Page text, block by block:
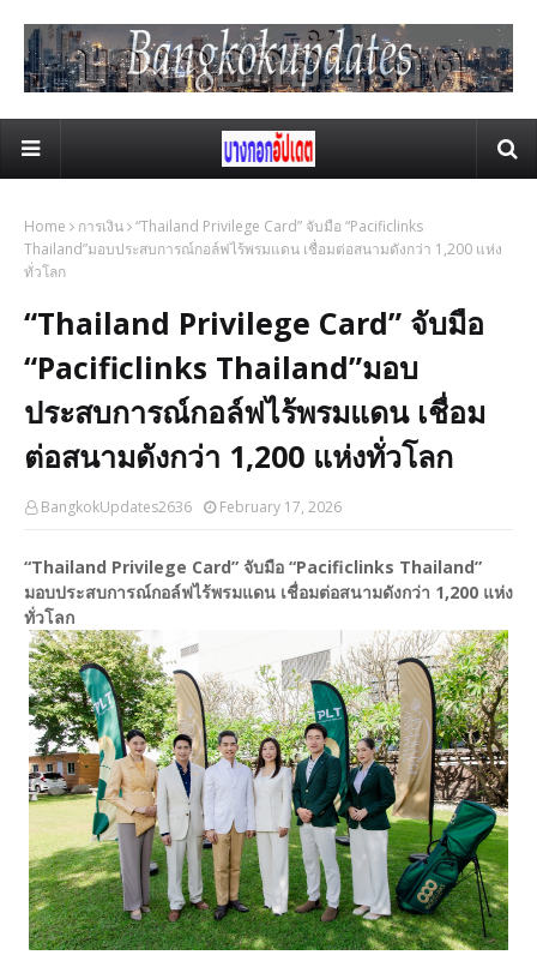
Home การเงิน “Thailand Privilege Card” จับมือ “Pacificlinks
Thailand”มอบประสบการณ์กอล์ฟไร้พรมแดน เชื่อมต่อสนามดังกว่า 1,200 แห่ง
ทั่วโลก
“Thailand Privilege Card” จับมือ
“Pacificlinks Thailand”มอบ
ประสบการณ์กอล์ฟไร้พรมแดน เชื่อม
ต่อสนามดังกว่า 1,200 แห่งทั่วโลก
BangkokUpdates2636 February 17, 2026
“Thailand Privilege Card” จับมือ “Pacificlinks Thailand”
มอบประสบการณ์กอล์ฟไร้พรมแดน เชื่อมต่อสนามดังกว่า 1,200 แห่ง
ทั่วโลก